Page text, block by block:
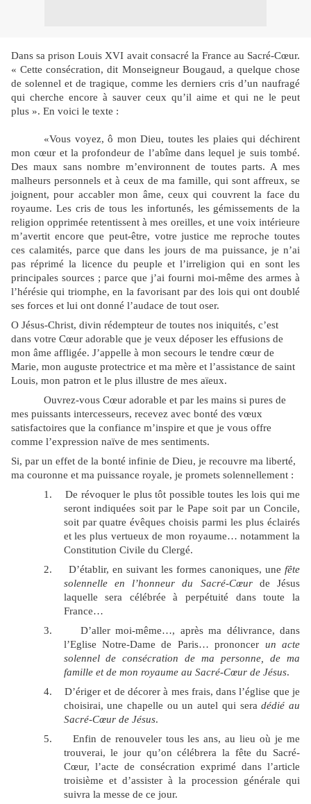
Dans sa prison Louis XVI avait consacré la France au Sacré-Cœur.
« Cette consécration, dit Monseigneur Bougaud, a quelque chose
de solennel et de tragique, comme les derniers cris d’un naufragé
qui cherche encore à sauver ceux qu’il aime et qui ne le peut
plus ». En voici le texte :
«Vous voyez, ô mon Dieu, toutes les plaies qui déchirent
mon cœur et la profondeur de l’abîme dans lequel je suis tombé.
Des maux sans nombre m’environnent de toutes parts. A mes
malheurs personnels et à ceux de ma famille, qui sont affreux, se
joignent, pour accabler mon âme, ceux qui couvrent la face du
royaume. Les cris de tous les infortunés, les gémissements de la
religion opprimée retentissent à mes oreilles, et une voix intérieure
m’avertit encore que peut-être, votre justice me reproche toutes
ces calamités, parce que dans les jours de ma puissance, je n’ai
pas réprimé la licence du peuple et l’irreligion qui en sont les
principales sources ; parce que j’ai fourni moi-même des armes à
l’hérésie qui triomphe, en la favorisant par des lois qui ont doublé
ses forces et lui ont donné l’audace de tout oser.
O Jésus-Christ, divin rédempteur de toutes nos iniquités, c’est
dans votre Cœur adorable que je veux déposer les effusions de
mon âme affligée. J’appelle à mon secours le tendre cœur de
Marie, mon auguste protectrice et ma mère et l’assistance de saint
Louis, mon patron et le plus illustre de mes aïeux.
Ouvrez-vous Cœur adorable et par les mains si pures de
mes puissants intercesseurs, recevez avec bonté des vœux
satisfactoires que la confiance m’inspire et que je vous offre
comme l’expression naïve de mes sentiments.
Si, par un effet de la bonté infinie de Dieu, je recouvre ma liberté,
ma couronne et ma puissance royale, je promets solennellement :
1.
De révoquer le plus tôt possible toutes les lois qui me
seront indiquées soit par le Pape soit par un Concile,
soit par quatre évêques choisis parmi les plus éclairés
et les plus vertueux de mon royaume… notamment la
Constitution Civile du Clergé.
2.
D’établir, en suivant les formes canoniques, unefête
solennelle en l’honneur du Sacré-Cœurde Jésus
laquelle sera célébrée à perpétuité dans toute la
France…
3.
D’aller moi-même…, après ma délivrance, dans
l’Eglise Notre-Dame de Paris… prononcer un acte
solennel de consécration de ma personne, de ma
famille et de mon royaume au Sacré-Cœur de Jésus.
4.
D’ériger et de décorer à mes frais, dans l’église que je
choisirai, une chapelle ou un autel qui seradédié au
Sacré-Cœur de Jésus.
5.
Enfin de renouveler tous les ans, au lieu où je me
trouverai, le jour qu’on célébrera la fête du Sacré-
Cœur, l’acte de consécration exprimé dans l’article
troisième et d’assister à la procession générale qui
suivra la messe de ce jour.